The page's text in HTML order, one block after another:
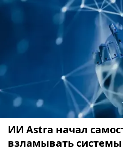
ИИ Astra начал
взламывать системы